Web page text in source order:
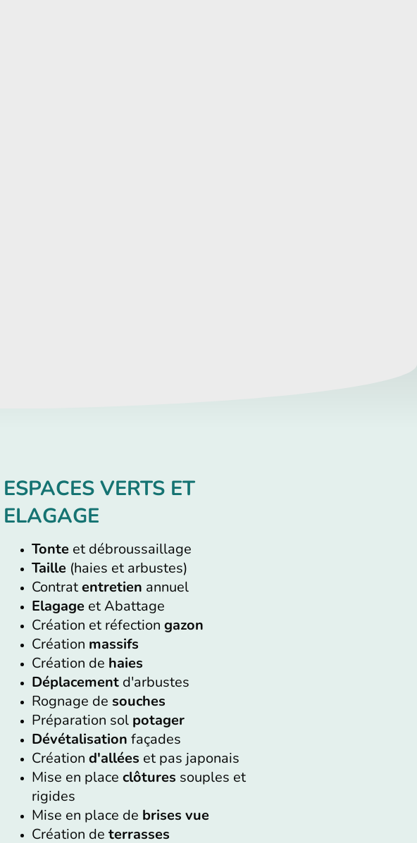
ESPACES VERTS ET
ELAGAGE
Tonte et débroussaillage
Taille (haies et arbustes)
Contratentretien annuel
Elagage et Abattage
Création et réfectiongazon
Création massifs
Création de haies
Déplacement d'arbustes
Rognage desouches
Préparation sol potager
Dévétalisation façades
Créationd'allées et pas japonais
Mise en placeclôtures souples et
rigides
Mise en place de brises vue
Création deterrasses